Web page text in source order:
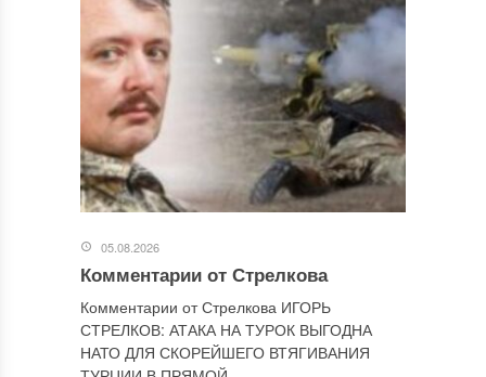
Этот сайт использует Akismet для борьбы со спамом.
Узнайте, как обрабатываются ваши данные комментариев
персональных данных.
05.08.2026
Комментарии от Стрелкова
Комментарии от Стрелкова ИГОРЬ
СТРЕЛКОВ: АТАКА НА ТУРОК ВЫГОДНА
НАТО ДЛЯ СКОРЕЙШЕГО ВТЯГИВАНИЯ